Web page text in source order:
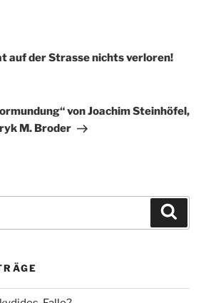
auf der Strasse nichts verloren!
von Joachim Steinhöfel,
M. Broder